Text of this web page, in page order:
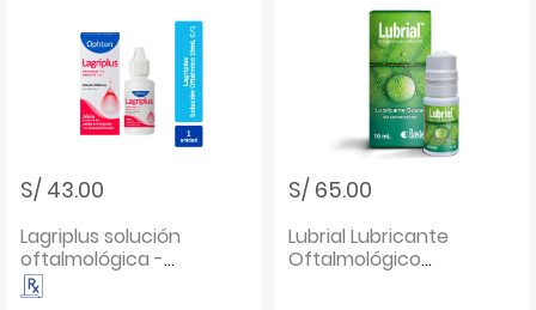
S/ 43.00
Lagriplus solución
oftalmológica -
Frasco 15ML
S/ 65.00
Lubrial Lubricante
Oftalmológico